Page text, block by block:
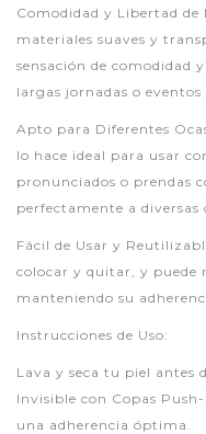
Comodidad y Libertad
materiales suaves y
sensación de comodidad
largas jornadas o eventos
Apto para Diferentes
lo hace ideal para usar
pronunciados o prendas
perfectamente a diversas
Fácil de Usar y
colocar y quitar, y puede
manteniendo su
Instrucciones de Uso:
Lava y seca tu piel antes
Invisible con Copas
una adherencia óptima.